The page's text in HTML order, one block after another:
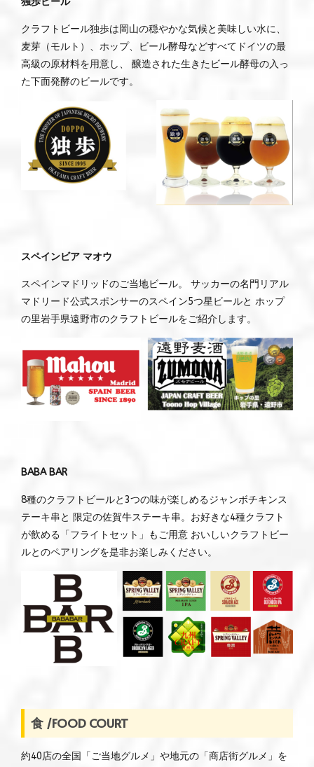
クラフトビール独歩は岡山の穏やかな気候と美味しい水に、
麦芽（モルト）、ホップ、ビール酵母などすべてドイツの最
高級の原材料を用意し、 醸造された生きたビール酵母の入っ
た下面発酵のビールです。
スペインビア マオウ
スペインマドリッドのご当地ビール。 サッカーの名門リアル
マドリード公式スポンサーのスペイン5つ星ビールと ホップ
の里岩手県遠野市のクラフトビールをご紹介します。
BABA BAR
8種のクラフトビールと3つの味が楽しめるジャンボチキンス
テーキ串と 限定の佐賀牛ステーキ串。お好きな4種クラフト
が飲める「フライトセット」もご用意 おいしいクラフトビー
ルとのペアリングを是非お楽しみください。
食 /FOOD COURT
約40店の全国「ご当地グルメ」や地元の「商店街グルメ」を